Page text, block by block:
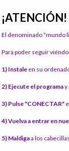
¡ATENCIÓN!
El denominado "mundo
Para poder seguir
1) Instale en su
2) Ejecute el programay
3) Pulse "CONECTAR"
4) Vuelva a entrar en
5) Maldigaa los